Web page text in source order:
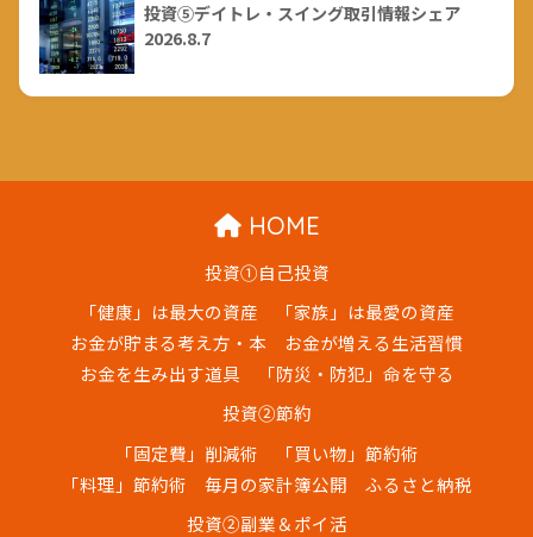
投資⑤デイトレ・スイング取引情報シェア
2026.8.7
HOME
投資①自己投資
「健康」は最大の資産
「家族」は最愛の資産
お金が貯まる考え方・本
お金が増える生活習慣
お金を生み出す道具
「防災・防犯」命を守る
投資②節約
「固定費」削減術
「買い物」節約術
「料理」節約術
毎月の家計簿公開
ふるさと納税
投資②副業＆ポイ活